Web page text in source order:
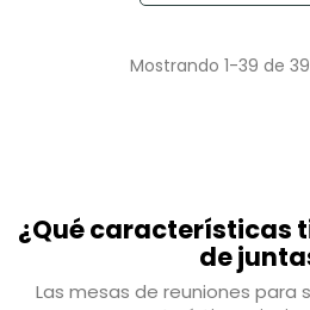
Mostrando 1-39 de
¿Qué características
de
Las mesas de reuniones para